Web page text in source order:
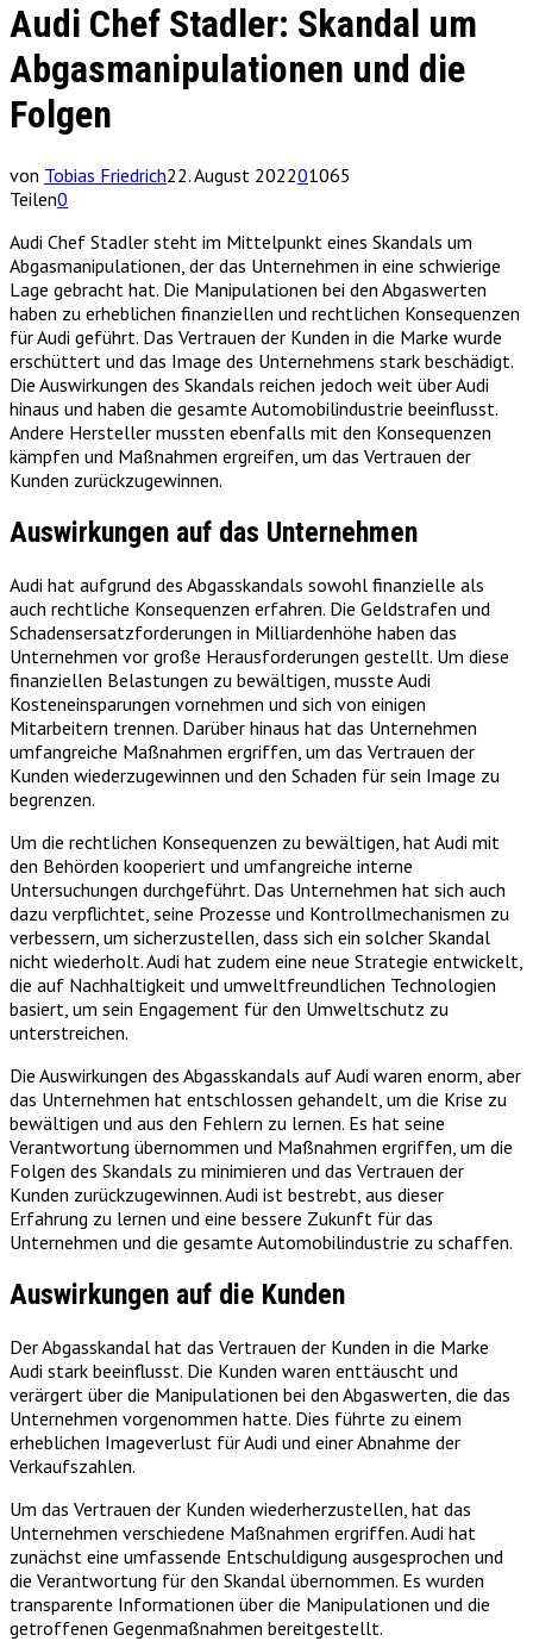
Audi Chef Stadler: Skandal um
Abgasmanipulationen und die
Folgen
von Tobias Friedrich22. August 202201065
Teilen0
Audi Chef Stadler steht im Mittelpunkt eines Skandals um
Abgasmanipulationen, der das Unternehmen in eine schwierige
Lage gebracht hat. Die Manipulationen bei den Abgaswerten
haben zu erheblichen finanziellen und rechtlichen Konsequenzen
für Audi geführt. Das Vertrauen der Kunden in die Marke wurde
erschüttert und das Image des Unternehmens stark beschädigt.
Die Auswirkungen des Skandals reichen jedoch weit über Audi
hinaus und haben die gesamte Automobilindustrie beeinflusst.
Andere Hersteller mussten ebenfalls mit den Konsequenzen
kämpfen und Maßnahmen ergreifen, um das Vertrauen der
Kunden zurückzugewinnen.
Auswirkungen auf das Unternehmen
Audi hat aufgrund des Abgasskandals sowohl finanzielle als
auch rechtliche Konsequenzen erfahren. Die Geldstrafen und
Schadensersatzforderungen in Milliardenhöhe haben das
Unternehmen vor große Herausforderungen gestellt. Um diese
finanziellen Belastungen zu bewältigen, musste Audi
Kosteneinsparungen vornehmen und sich von einigen
Mitarbeitern trennen. Darüber hinaus hat das Unternehmen
umfangreiche Maßnahmen ergriffen, um das Vertrauen der
Kunden wiederzugewinnen und den Schaden für sein Image zu
begrenzen.
Um die rechtlichen Konsequenzen zu bewältigen, hat Audi mit
den Behörden kooperiert und umfangreiche interne
Untersuchungen durchgeführt. Das Unternehmen hat sich auch
dazu verpflichtet, seine Prozesse und Kontrollmechanismen zu
verbessern, um sicherzustellen, dass sich ein solcher Skandal
nicht wiederholt. Audi hat zudem eine neue Strategie entwickelt,
die auf Nachhaltigkeit und umweltfreundlichen Technologien
basiert, um sein Engagement für den Umweltschutz zu
unterstreichen.
Die Auswirkungen des Abgasskandals auf Audi waren enorm, aber
das Unternehmen hat entschlossen gehandelt, um die Krise zu
bewältigen und aus den Fehlern zu lernen. Es hat seine
Verantwortung übernommen und Maßnahmen ergriffen, um die
Folgen des Skandals zu minimieren und das Vertrauen der
Kunden zurückzugewinnen. Audi ist bestrebt, aus dieser
Erfahrung zu lernen und eine bessere Zukunft für das
Unternehmen und die gesamte Automobilindustrie zu schaffen.
Auswirkungen auf die Kunden
Der Abgasskandal hat das Vertrauen der Kunden in die Marke
Audi stark beeinflusst. Die Kunden waren enttäuscht und
verärgert über die Manipulationen bei den Abgaswerten, die das
Unternehmen vorgenommen hatte. Dies führte zu einem
erheblichen Imageverlust für Audi und einer Abnahme der
Verkaufszahlen.
Um das Vertrauen der Kunden wiederherzustellen, hat das
Unternehmen verschiedene Maßnahmen ergriffen. Audi hat
zunächst eine umfassende Entschuldigung ausgesprochen und
die Verantwortung für den Skandal übernommen. Es wurden
transparente Informationen über die Manipulationen und die
getroffenen Gegenmaßnahmen bereitgestellt.